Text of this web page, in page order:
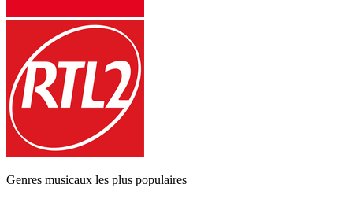
Genres musicaux les plus populaires